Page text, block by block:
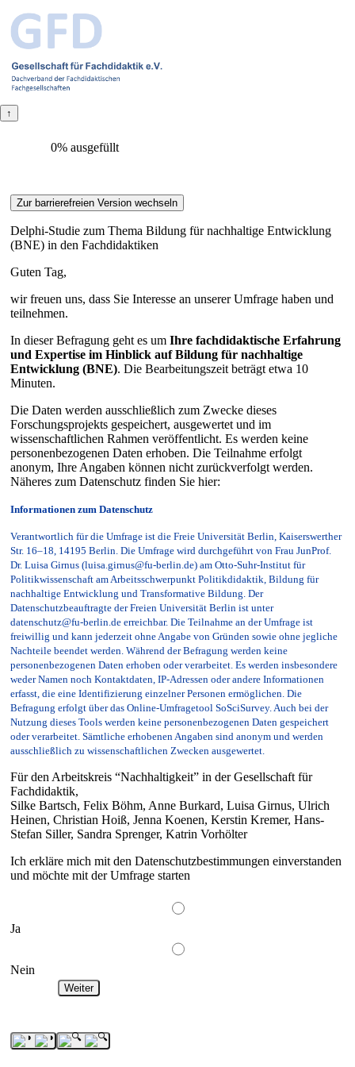
0% ausgefüllt
Delphi-Studie zum Thema Bildung für nachhaltige Entwicklung
(BNE) in den Fachdidaktiken
Guten Tag,
wir freuen uns, dass Sie Interesse an unserer Umfrage haben und
teilnehmen.
In dieser Befragung geht es um Ihre fachdidaktische Erfahrung
und Expertise im Hinblick auf Bildung für nachhaltige
Entwicklung (BNE). Die Bearbeitungszeit beträgt etwa 10
Minuten.
Die Daten werden ausschließlich zum Zwecke dieses
Forschungsprojekts gespeichert, ausgewertet und im
wissenschaftlichen Rahmen veröffentlicht. Es werden keine
personenbezogenen Daten erhoben. Die Teilnahme erfolgt
anonym, Ihre Angaben können nicht zurückverfolgt werden.
Näheres zum Datenschutz finden Sie hier:
Informationen zum Datenschutz
Verantwortlich für die Umfrage ist die Freie Universität Berlin, Kaiserswerther
Str. 16–18, 14195 Berlin. Die Umfrage wird durchgeführt von Frau JunProf.
Dr. Luisa Girnus (luisa.girnus@fu-berlin.de) am Otto-Suhr-Institut für
Politikwissenschaft am Arbeitsschwerpunkt Politikdidaktik, Bildung für
nachhaltige Entwicklung und Transformative Bildung. Der
Datenschutzbeauftragte der Freien Universität Berlin ist unter
datenschutz@fu-berlin.de erreichbar. Die Teilnahme an der Umfrage ist
freiwillig und kann jederzeit ohne Angabe von Gründen sowie ohne jegliche
Nachteile beendet werden. Während der Befragung werden keine
personenbezogenen Daten erhoben oder verarbeitet. Es werden insbesondere
weder Namen noch Kontaktdaten, IP-Adressen oder andere Informationen
erfasst, die eine Identifizierung einzelner Personen ermöglichen. Die
Befragung erfolgt über das Online-Umfragetool SoSciSurvey. Auch bei der
Nutzung dieses Tools werden keine personenbezogenen Daten gespeichert
oder verarbeitet. Sämtliche erhobenen Angaben sind anonym und werden
ausschließlich zu wissenschaftlichen Zwecken ausgewertet.
Für den Arbeitskreis “Nachhaltigkeit” in der Gesellschaft für
Fachdidaktik,
Silke Bartsch, Felix Böhm, Anne Burkard, Luisa Girnus, Ulrich
Heinen, Christian Hoiß, Jenna Koenen, Kerstin Kremer, Hans-
Stefan Siller, Sandra Sprenger, Katrin Vorhölter
Ich erkläre mich mit den Datenschutzbestimmungen einverstanden
und möchte mit der Umfrage starten
Ja
Nein
Weiter